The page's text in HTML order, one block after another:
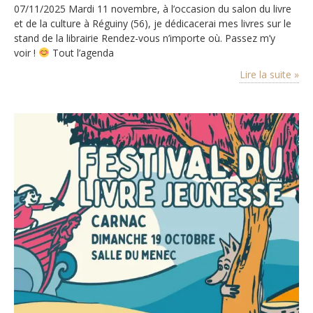
07/11/2025 Mardi 11 novembre, à l’occasion du salon du livre
et de la culture à Réguiny (56), je dédicacerai mes livres sur le
stand de la librairie Rendez-vous n’importe où. Passez m’y
voir !
Tout l’agenda
Lire la suite »